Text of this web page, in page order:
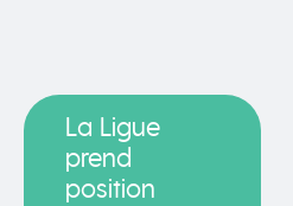
La Ligue
prend
position